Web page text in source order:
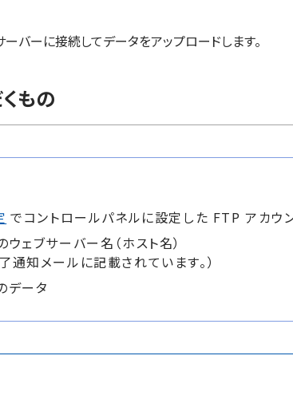
バーに接続してデータをアップロードします。
もの
でコントロールパネルに設定した FTP アカウ
ェブサーバー名（ホスト名）
通知メールに記載されています。）
データ